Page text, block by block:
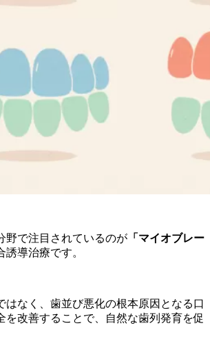
野で注目されているのが 「マイオブレー
誘導治療です。
はなく、歯並び悪化の根本原因となる口
を改善することで、自然な歯列発育を促